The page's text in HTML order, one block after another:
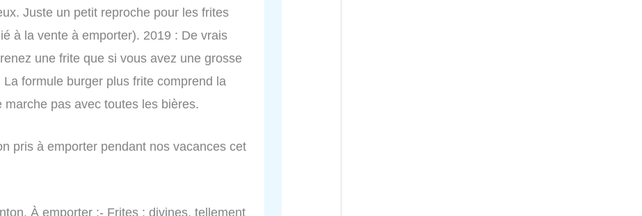
Juste un petit reproche pour les frites
à la vente à emporter). 2019 : De vrais
une frite que si vous avez une grosse
formule burger plus frite comprend la
pas avec toutes les bières.
pris à emporter pendant nos vacances cet
À emporter :- Frites : divines, tellement